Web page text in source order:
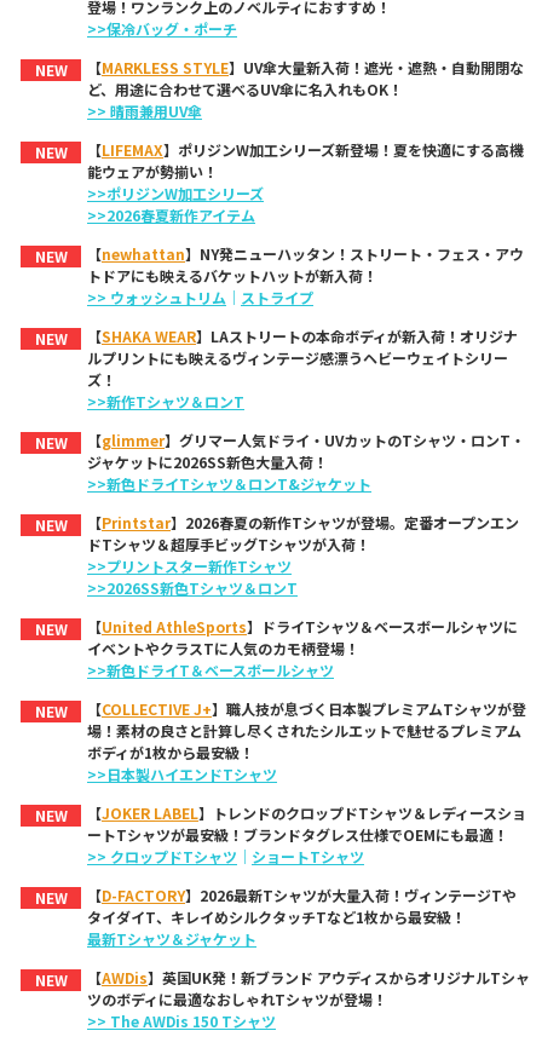
登場！ワンランク上のノベルティにおすすめ！
>>保冷バッグ・ポーチ
NEW
【MARKLESS STYLE】UV傘大量新入荷！遮光・遮熱・自動開閉な
ど、用途に合わせて選べるUV傘に名入れもOK！
>> 晴雨兼用UV傘
NEW
【LIFEMAX】ポリジンW加工シリーズ新登場！夏を快適にする高機
能ウェアが勢揃い！
>>ポリジンW加工シリーズ
>>2026春夏新作アイテム
NEW
【newhattan】NY発ニューハッタン！ストリート・フェス・アウ
トドアにも映えるバケットハットが新入荷！
>> ウォッシュトリム ｜ ストライプ
NEW
【SHAKA WEAR】LAストリートの本命ボディが新入荷！オリジナ
ルプリントにも映えるヴィンテージ感漂うヘビーウェイトシリー
ズ！
>>新作Tシャツ＆ロンT
NEW
【glimmer】グリマー人気ドライ・UVカットのTシャツ・ロンT・
ジャケットに2026SS新色大量入荷！
>>新色ドライTシャツ＆ロンT&ジャケット
NEW
【Printstar】2026春夏の新作Tシャツが登場。定番オープンエン
ドTシャツ＆超厚手ビッグTシャツが入荷！
>>プリントスター新作Tシャツ
>>2026SS新色Tシャツ＆ロンT
NEW
【United AthleSports】ドライTシャツ＆ベースボールシャツに
イベントやクラスTに人気のカモ柄登場！
>>新色ドライT＆ベースボールシャツ
NEW
【COLLECTIVE J+】職人技が息づく日本製プレミアムTシャツが登
場！素材の良さと計算し尽くされたシルエットで魅せるプレミアム
ボディが1枚から最安級！
>>日本製ハイエンドTシャツ
NEW
【JOKER LABEL】トレンドのクロップドTシャツ＆レディースショ
ートTシャツが最安級！ブランドタグレス仕様でOEMにも最適！
>> クロップドTシャツ ｜ ショートTシャツ
NEW
【D-FACTORY】2026最新Tシャツが大量入荷！ヴィンテージTや
タイダイT、キレイめシルクタッチTなど1枚から最安級！
最新Tシャツ＆ジャケット
NEW
【AWDis】英国UK発！新ブランド アウディスからオリジナルTシャ
ツのボディに最適なおしゃれTシャツが登場！
>> The AWDis 150 Tシャツ